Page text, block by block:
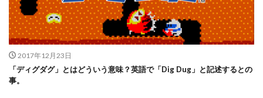
2017年12月23日
「ディグダグ」とはどういう意味？英語で「Dig Dug」と記述するとの
事。